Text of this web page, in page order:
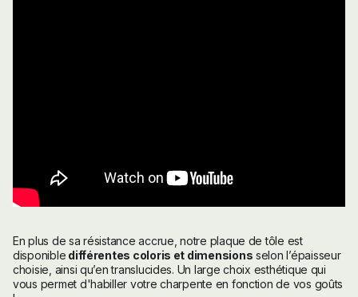
En plus de sa résistance accrue, notre plaque de tôle est
disponible différentes coloris et dimensions selon l’épaisseur
choisie, ainsi qu’en translucides. Un large choix esthétique qui
vous permet d'habiller votre charpente en fonction de vos goûts